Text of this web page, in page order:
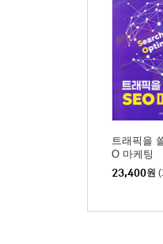
02 웹 사이트
웹 사이트의
03 보안 프로
04 로봇 파일
05 사이트맵
사이트맵 설
AMP | 웹 사
07 타이틀 태
메타 디스크
트래픽을
O 마케팅
23,400원